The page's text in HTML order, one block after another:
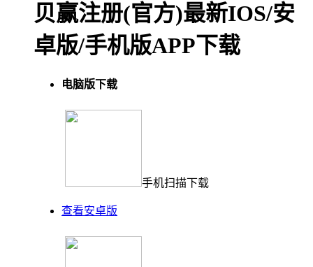
贝赢注册(官方)最新IOS/安
卓版/手机版APP下载
电脑版下载
手机扫描下载
查看安卓版